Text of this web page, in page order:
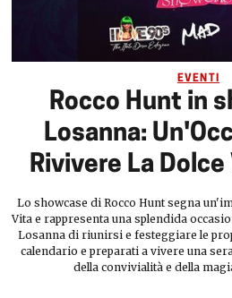
EVENTI
Rocco Hunt in
Losanna:
Rivivere La
Lo showcase di Rocco Hunt segna
Vita e rappresenta una splendida
Losanna di riunirsi e festeggiare le
calendario e preparati a vivere una
della convivialità e della